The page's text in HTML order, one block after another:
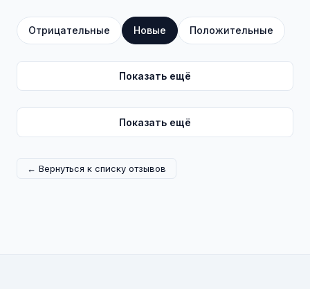
Отрицательные Новые Положительные
Показать ещё
Показать ещё
← Вернуться к списку отзывов